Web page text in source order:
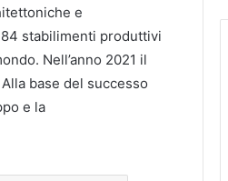
e
stabilimenti produttivi
Nell’anno 2021 il
base del successo
e la